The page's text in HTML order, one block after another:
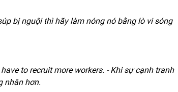
bị nguội thì hãy làm nóng nó bằng lò vi sóng
to recruit more workers. - Khi sự cạnh tranh
nhân hơn.